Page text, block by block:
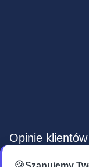
Opinie klientów
★★★★★